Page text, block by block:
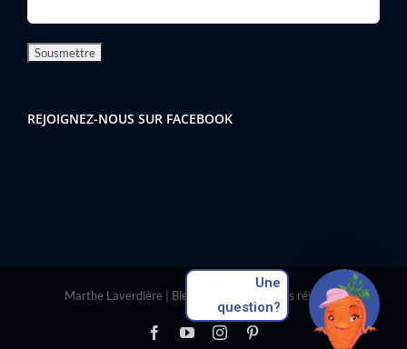
REJOIGNEZ-NOUS SUR FACEBOOK
Marthe Laverdière | Bleu Scène | Tous droits réservés
FacebookYouTubeInstagram
Une
question?